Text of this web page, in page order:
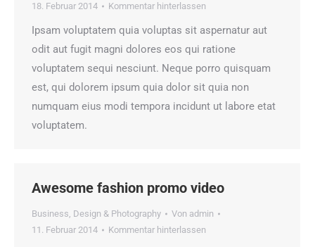
18. Februar 2014
Kommentar hinterlassen
Ipsam voluptatem quia voluptas sit aspernatur aut
odit aut fugit magni dolores eos qui ratione
voluptatem sequi nesciunt. Neque porro quisquam
est, qui dolorem ipsum quia dolor sit quia non
numquam eius modi tempora incidunt ut labore etat
voluptatem.
Awesome fashion promo video
Business, Design & Photography Von admin
11. Februar 2014
Kommentar hinterlassen